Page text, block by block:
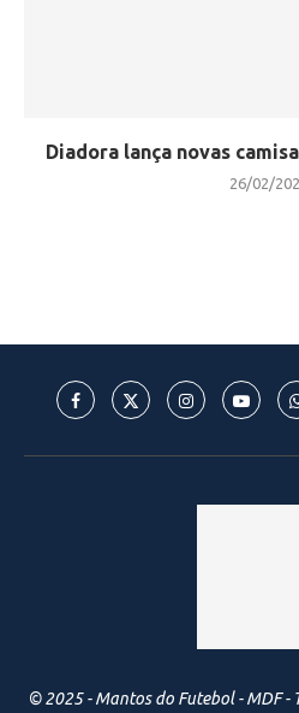
Diadora lança novas
26/02/
© 2025 - Mantos do Futebol - MDF -